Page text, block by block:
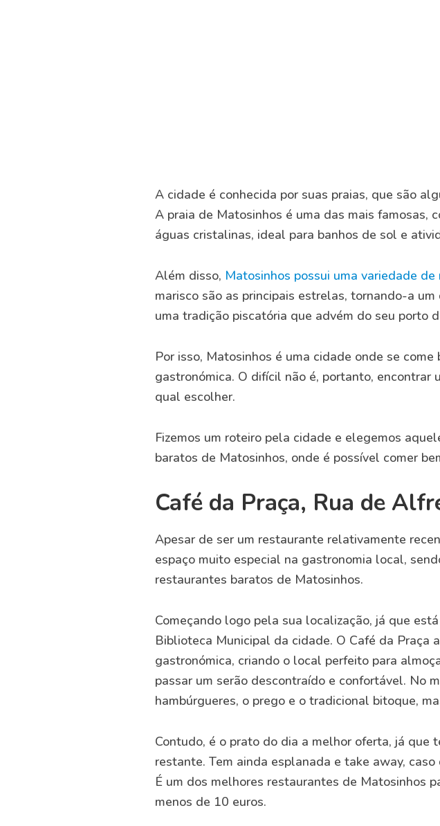
A cidade é conhecida por suas praias, que são
A praia de Matosinhos é uma das mais famosas,
águas cristalinas, ideal para banhos de sol e
Além disso, Matosinhos possui uma variedade
marisco são as principais estrelas, tornando-a
uma tradição piscatória que advém do seu porto
Por isso, Matosinhos é uma cidade onde se
gastronómica. O difícil não é, portanto, encontrar
qual escolher.
Fizemos um roteiro pela cidade e elegemos
baratos de Matosinhos, onde é possível comer
Café da Praça, Rua de
Apesar de ser um restaurante relativamente
espaço muito especial na gastronomia local,
restaurantes baratos de Matosinhos.
Começando logo pela sua localização, já que
Biblioteca Municipal da cidade. O Café da Praça
gastronómica, criando o local perfeito para
passar um serão descontraído e confortável. No
hambúrgueres, o prego e o tradicional bitoque,
Contudo, é o prato do dia a melhor oferta, já que
restante. Tem ainda esplanada e take away,
É um dos melhores restaurantes de Matosinhos
menos de 10 euros.